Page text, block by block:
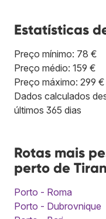
Estatísticas
Preço mínimo: 78 €
Preço médio: 159 €
Preço máximo: 299 €
Dados calculados
últimos 365 dias
Rotas mais
perto de
Porto - Roma
Porto - Dubrovnique